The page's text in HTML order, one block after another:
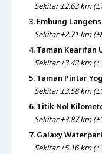
Sekitar ±2.63 km
3. Embung
Sekitar ±2.71 km
4. Taman
Sekitar ±3.42 km
5. Taman Pintar
Sekitar ±3.58 km
6. Titik Nol
Sekitar ±3.87 km
7. Galaxy
Sekitar ±5.16 km